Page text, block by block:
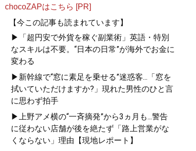
chocoZAPはこちら [PR]
【今この記事も読まれています】
▶「超円安で外貨を稼ぐ副業術」英語・特別
なスキルは不要。“日本の日常”が海外でお金に
変わる
▶新幹線で“窓に素足を乗せる”迷惑客...「窓を
拭いていただけますか?」現れた男性のひと言
に思わず拍手
▶上野アメ横の“一斉摘発”から3ヵ月も...警告
に従わない店舗が後を絶たず「路上営業がな
くならない」理由【現地レポート】